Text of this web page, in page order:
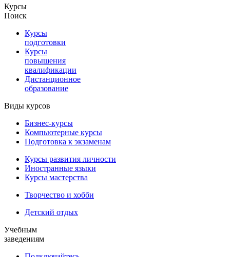
Курсы
Поиск
Курсы
подготовки
Курсы
повышения
квалификации
Дистанционное
образование
Виды курсов
Бизнес-курсы
Компьютерные курсы
Подготовка к экзаменам
Курсы развития личности
Иностранные языки
Курсы мастерства
Творчество и хобби
Детский отдых
Учебным
заведениям